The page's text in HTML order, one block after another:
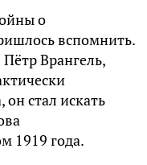
о
вспомнить.
Врангель,
стал искать
1919 года.